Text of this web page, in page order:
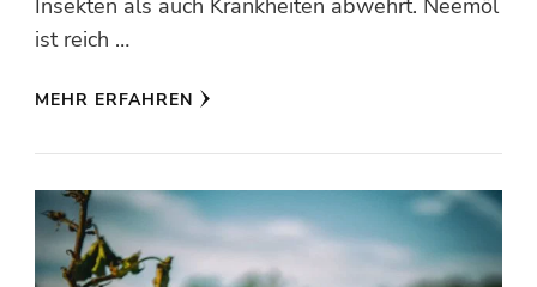
Insekten als auch Krankheiten abwehrt. Neemöl
ist reich …
MEHR ERFAHREN